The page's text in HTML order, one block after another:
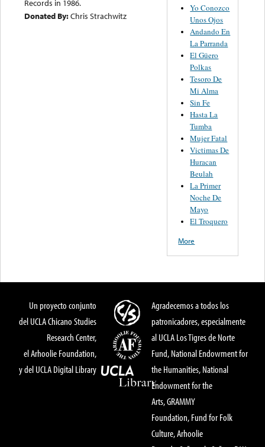
Records in 1986.
Donated By:Chris Strachwitz
Yo Conozco
Unos Ojos
Andando En
La Parranda
El Güero
Polkas
Tesoro De
Mi Alma
Sin Fe
Hasta La
Tumba
Mujer Fatal
Victimas De
Huracan
Beulah
La Primer
Noche De
Mayo
El Troquero
More
Un proyecto conjunto
del UCLA Chicano Studies
Research Center,
el Arhoolie Foundation,
y del UCLA Digital Library
Agradecemos a todos los
patronicadores, especialmente
al UCLA Los Tigres de Norte
Fund, National Endowment for
the Humanities, National
Endowment for the
Arts, GRAMMY
Foundation, Fund for Folk
Culture, Arhoolie